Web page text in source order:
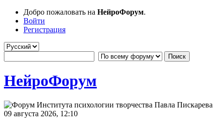
Добро пожаловать на НейроФорум.
Войти
Регистрация
НейроФорум
09 августа 2026, 12:10